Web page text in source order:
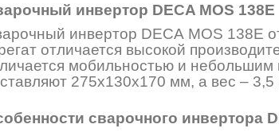
инвертор DECA MOS 138E
инвертор DECA MOS 138E
отличается высокой
мобильностью и
275х130х170 мм, а вес – 3,5
сварочного инвертора